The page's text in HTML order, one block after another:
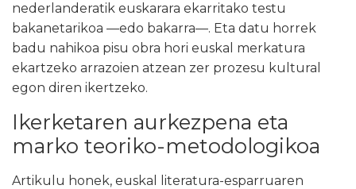
nederlanderatik euskarara ekarritako testu
bakanetarikoa —edo bakarra—. Eta datu horrek
badu nahikoa pisu obra hori euskal merkatura
ekartzeko arrazoien atzean zer prozesu kultural
egon diren ikertzeko.
Ikerketaren aurkezpena eta
marko teoriko-metodologikoa
Artikulu honek, euskal literatura-esparruaren